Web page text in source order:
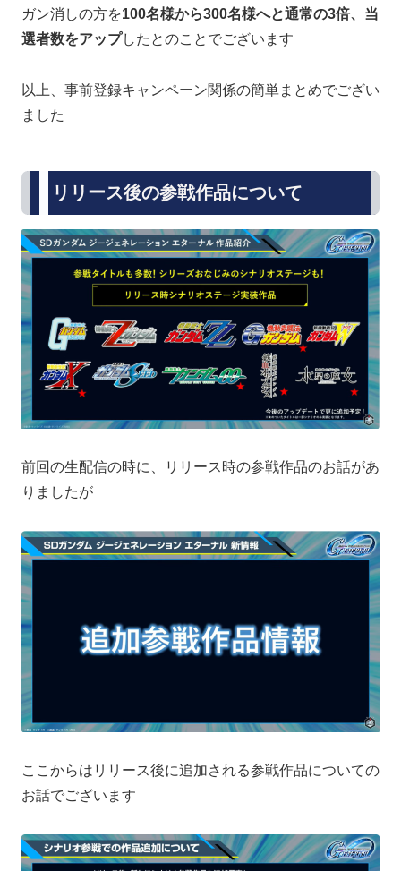
ガン消しの方を100名様から300名様へと通常の3倍、当
選者数をアップしたとのことでございます
以上、事前登録キャンペーン関係の簡単まとめでござい
ました
リリース後の参戦作品について
前回の生配信の時に、リリース時の参戦作品のお話があ
りましたが
ここからはリリース後に追加される参戦作品についての
お話でございます